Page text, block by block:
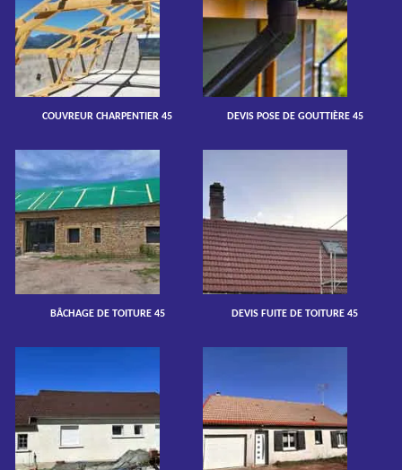
COUVREUR CHARPENTIER 45 DEVIS POSE DE GOUTTIÈRE 45
BÂCHAGE DE TOITURE 45 DEVIS FUITE DE TOITURE 45